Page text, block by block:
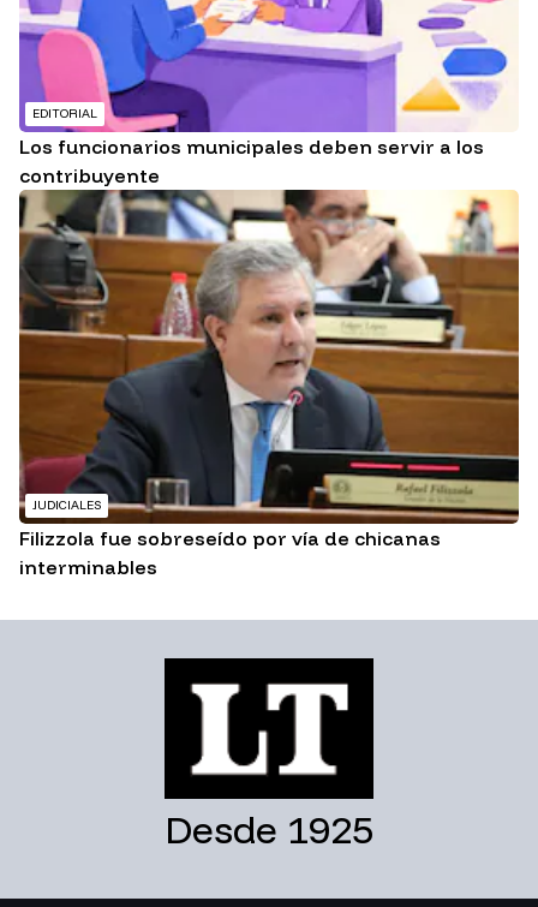
EDITORIAL
Los funcionarios municipales deben servir a los
contribuyente
JUDICIALES
Filizzola fue sobreseído por vía de chicanas
interminables
Desde 1925